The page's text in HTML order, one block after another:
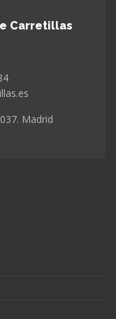
Carretillas
Madrid